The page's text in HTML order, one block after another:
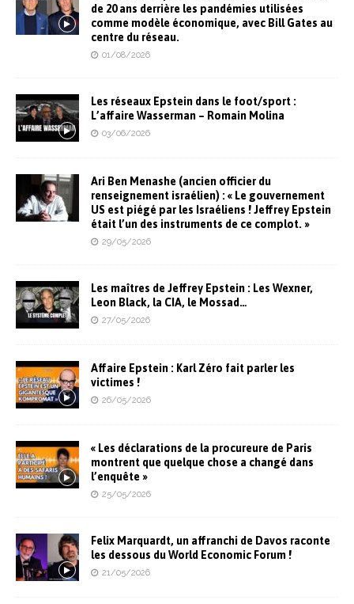
de 20 ans derrière les pandémies utilisées
comme modèle économique, avec Bill Gates au
centre du réseau.
01/08/2026
Les réseaux Epstein dans le foot/sport :
L’affaire Wasserman – Romain Molina
03/06/2026
Ari Ben Menashe (ancien officier du
renseignement israélien) : « Le gouvernement
US est piégé par les Israéliens ! Jeffrey Epstein
était l’un des instruments de ce complot. »
29/05/2026
Les maîtres de Jeffrey Epstein : Les Wexner,
Leon Black, la CIA, le Mossad…
27/05/2026
Affaire Epstein : Karl Zéro fait parler les
victimes !
26/05/2026
« Les déclarations de la procureure de Paris
montrent que quelque chose a changé dans
l’enquête »
25/05/2026
Felix Marquardt, un affranchi de Davos raconte
les dessous du World Economic Forum !
21/05/2026